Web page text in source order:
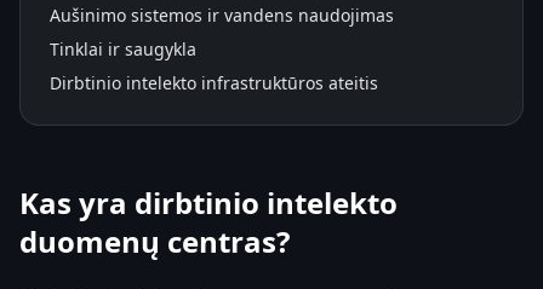
Aušinimo sistemos ir vandens naudojimas
Tinklai ir saugykla
Dirbtinio intelekto infrastruktūros ateitis
Kas yra dirbtinio intelekto
duomenų centras?